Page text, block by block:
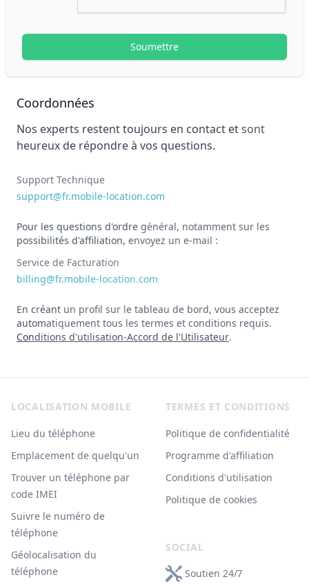
Coordonnées
Nos experts restent toujours en contact et sont
heureux de répondre à vos questions.
Support Technique
support@fr.mobile-location.com
Pour les questions d'ordre général, notamment sur les
possibilités d'affiliation, envoyez un e-mail :
Service de Facturation
billing@fr.mobile-location.com
En créant un profil sur le tableau de bord, vous acceptez
automatiquement tous les termes et conditions requis.
Conditions d'utilisation-Accord de l'Utilisateur.
LOCALISATION MOBILE
Lieu du téléphone
Emplacement de quelqu'un
Trouver un téléphone par
code IMEI
Suivre le numéro de
téléphone
Géolocalisation du
téléphone
TERMES ET CONDITIONS
Politique de confidentialité
Programme d'affiliation
Conditions d'utilisation
Politique de cookies
SOCIAL
Soutien 24/7